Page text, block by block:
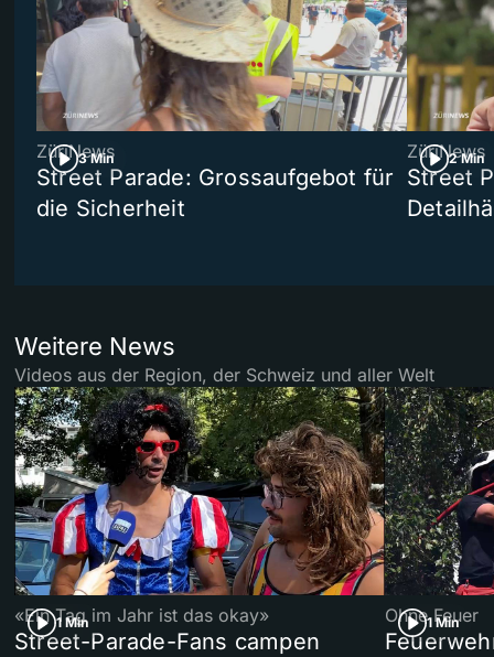
3 Min
ZüriNews
Street Parade: Grossaufgebot für
die Sicherheit
2 Min
ZüriNews
Street
Weitere News
Videos aus der Region, der Schweiz und aller Welt
1 Min
«Ein Tag im Jahr ist das okay»
Street-Parade-Fans campen
1 Min
Ohne Feuer